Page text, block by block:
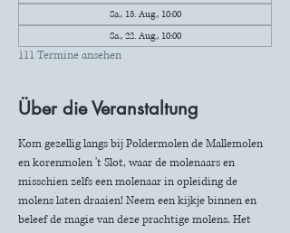
Sa., 15. Aug., 10:00
Sa., 22. Aug., 10:00
111 Termine ansehen
Über die Veranstaltung
Kom gezellig langs bij Poldermolen de Mallemolen
en korenmolen 't Slot, waar de molenaars en
misschien zelfs een molenaar in opleiding de
molens laten draaien! Neem een kijkje binnen en
beleef de magie van deze prachtige molens. Het